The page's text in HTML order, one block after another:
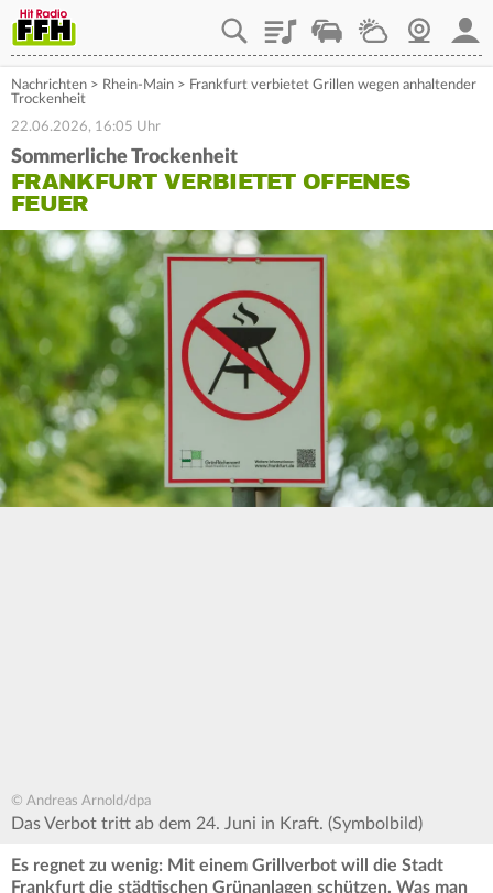
PlaylistStaupilotWetterWebcam
Nachrichten > Rhein-Main > Frankfurt verbietet Grillen wegen anhaltender
Trockenheit
22.06.2026, 16:05 Uhr
Sommerliche Trockenheit
FRANKFURT VERBIETET OFFENES
FEUER
© Andreas Arnold/dpa
Das Verbot tritt ab dem 24. Juni in Kraft. (Symbolbild)
Es regnet zu wenig: Mit einem Grillverbot will die Stadt
Frankfurt die städtischen Grünanlagen schützen. Was man